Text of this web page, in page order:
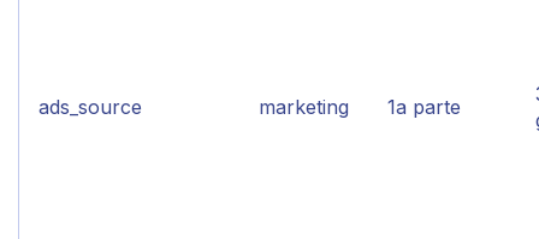
ads_source marketing 1a parte